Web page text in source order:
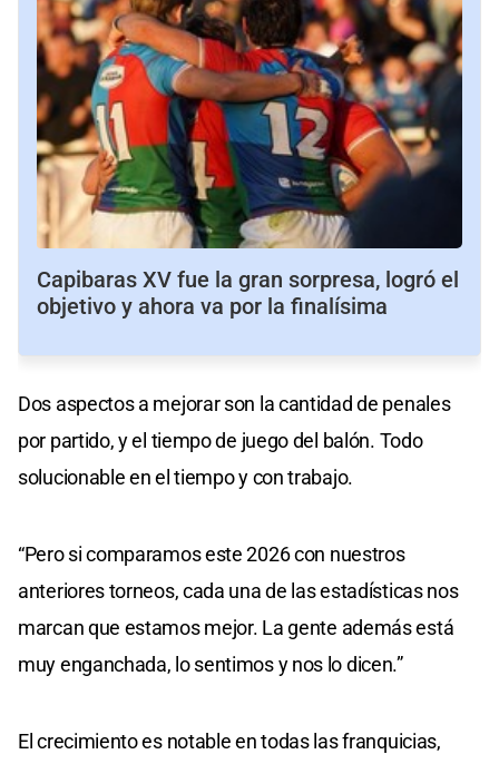
Capibaras XV fue la gran sorpresa, logró el
objetivo y ahora va por la finalísima
Dos aspectos a mejorar son la cantidad de penales
por partido, y el tiempo de juego del balón. Todo
solucionable en el tiempo y con trabajo.
“Pero si comparamos este 2026 con nuestros
anteriores torneos, cada una de las estadísticas nos
marcan que estamos mejor. La gente además está
muy enganchada, lo sentimos y nos lo dicen.”
El crecimiento es notable en todas las franquicias,